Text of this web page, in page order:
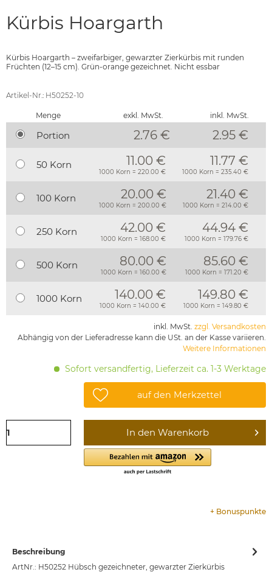
Kürbis Hoargarth
Kürbis Hoargarth – zweifarbiger, gewarzter Zierkürbis mit runden
Früchten (12–15 cm). Grün-orange gezeichnet. Nicht essbar
Artikel-Nr.: H50252-10
Menge exkl. MwSt. inkl. MwSt.
Portion 2.76 € 2.95 €
50 Korn 11.00 €
1000 Korn = 220.00 €
11.77 €
1000 Korn = 235.40 €
100 Korn 20.00 €
1000 Korn = 200.00 €
21.40 €
1000 Korn = 214.00 €
250 Korn 42.00 €
1000 Korn = 168.00 €
44.94 €
1000 Korn = 179.76 €
500 Korn 80.00 €
1000 Korn = 160.00 €
85.60 €
1000 Korn = 171.20 €
1000 Korn 140.00 €
1000 Korn = 140.00 €
149.80 €
1000 Korn = 149.80 €
inkl. MwSt. zzgl. Versandkosten
Abhängig von der Lieferadresse kann die USt. an der Kasse variieren.
Weitere Informationen
Sofort versandfertig, Lieferzeit ca. 1-3 Werktage
auf den Merkzettel
In den Warenkorb
+ Bonuspunkte
Beschreibung
ArtNr.: H50252 Hübsch gezeichneter, gewarzter Zierkürbis